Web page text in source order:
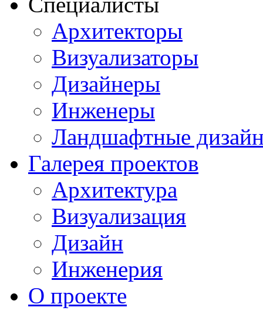
Архитекторы
Визуализаторы
Дизайнеры
Инженеры
Ландшафтные
Галерея проектов
Архитектура
Визуализация
Дизайн
Инженерия
О проекте